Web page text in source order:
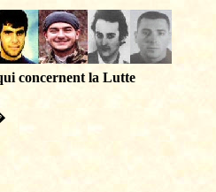
concernent la Lutte